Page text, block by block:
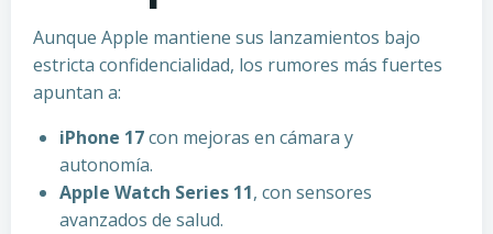
Aunque Apple mantiene sus lanzamientos bajo
estricta confidencialidad, los rumores más fuertes
apuntan a:
iPhone 17con mejoras en cámara y
autonomía.
Apple Watch Series 11, con sensores
avanzados de salud.